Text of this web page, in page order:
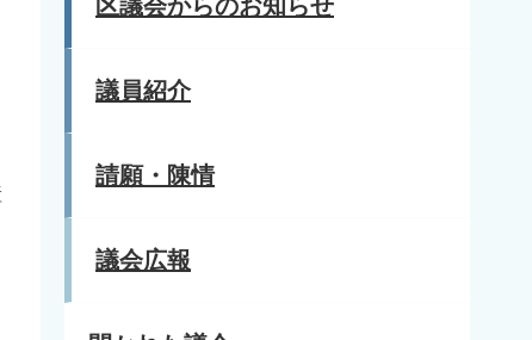
区議会からのお知らせ
議員紹介
請願・陳情
議会広報